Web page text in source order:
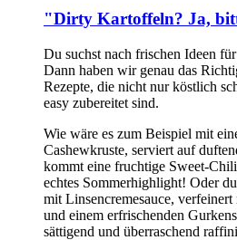
"Dirty Kartoffeln? Ja,
Du suchst nach frischen Ideen
Dann haben wir genau das
Rezepte, die nicht nur köstlich
easy zubereitet sind.
Wie wäre es zum Beispiel mit
Cashewkruste, serviert auf
kommt eine fruchtige Sweet-
echtes Sommerhighlight! Oder
mit Linsencremesauce,
und einem erfrischenden
sättigend und überraschend